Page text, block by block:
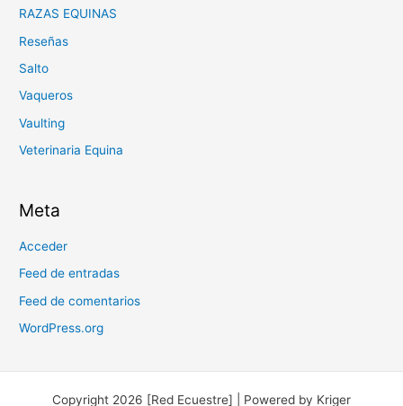
RAZAS EQUINAS
Reseñas
Salto
Vaqueros
Vaulting
Veterinaria Equina
Meta
Acceder
Feed de entradas
Feed de comentarios
WordPress.org
Copyright 2026 [Red Ecuestre] | Powered by Kriger